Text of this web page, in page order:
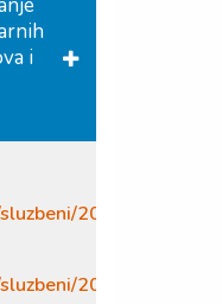
i